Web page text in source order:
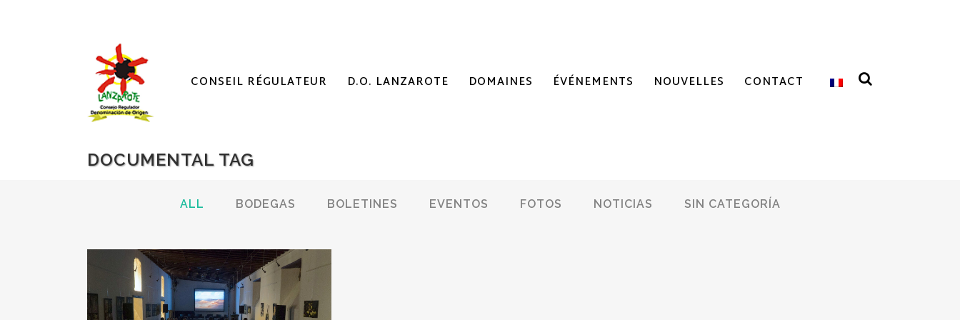
CONSEIL RÉGULATEUR D.O. LANZAROTE DOMAINES ÉVÉNEMENTS NOUVELLES CONTACT
DOCUMENTAL TAG
ALL BODEGAS BOLETINES EVENTOS FOTOS NOTICIAS SIN CATEGORÍA